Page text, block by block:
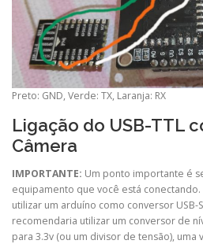
Preto: GND, Verde: TX, Laranja: RX
Ligação do USB-TTL
Câmera
IMPORTANTE: Um ponto importante é
equipamento que você está
utilizar um arduíno como conversor USB-
recomendaria utilizar um conversor de
para 3.3v (ou um divisor de tensão),